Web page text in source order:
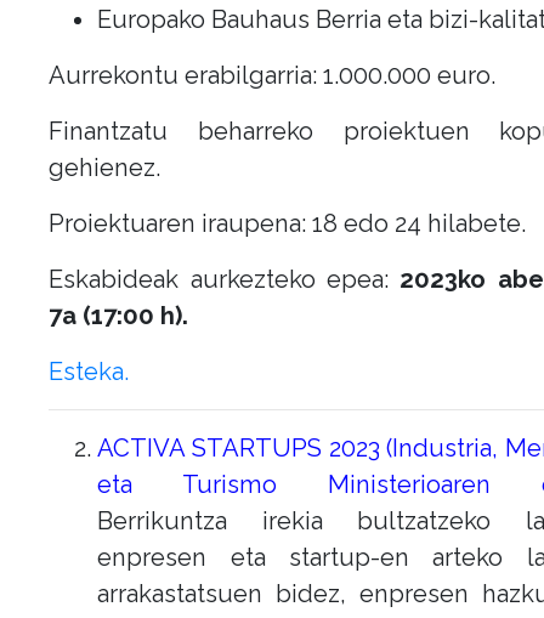
Europako Bauhaus Berria eta bizi-
Aurrekontu erabilgarria: 1.000.000 euro.
Finantzatu beharreko proiektuen
gehienez.
Proiektuaren iraupena: 18 edo 24 hilabete.
Eskabideak aurkezteko epea: 2023ko
7a (17:00 h).
Esteka.
ACTIVA STARTUPS 2023 (Industria,
eta Turismo Ministerioaren
Berrikuntza irekia bultzatzeko
enpresen eta startup-en arteko
arrakastatsuen bidez, enpresen